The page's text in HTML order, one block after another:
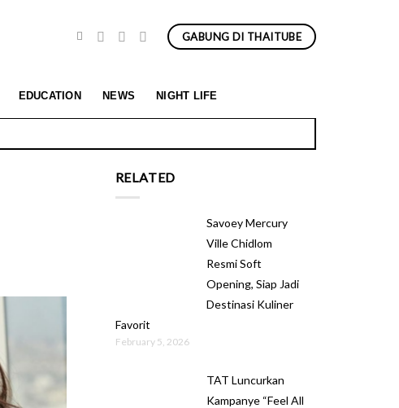
GABUNG DI THAITUBE
EDUCATION NEWS NIGHT LIFE
RELATED
Savoey Mercury
Ville Chidlom
Resmi Soft
Opening, Siap Jadi
Destinasi Kuliner
Favorit
February 5, 2026
TAT Luncurkan
Kampanye “Feel All